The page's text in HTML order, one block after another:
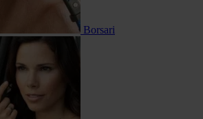
Borsari